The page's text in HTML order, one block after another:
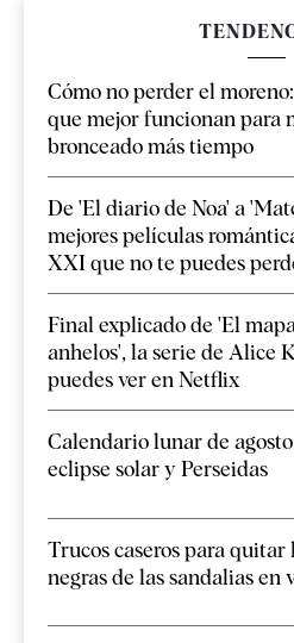
Cómo no perder el
que mejor funcionan para
bronceado más tiempo
De 'El diario de Noa' a
mejores películas
XXI que no te puedes
Final explicado de 'El
anhelos', la serie de Alice
puedes ver en Netflix
Calendario lunar de agosto
eclipse solar y Perseidas
Trucos caseros para quitar
negras de las sandalias en